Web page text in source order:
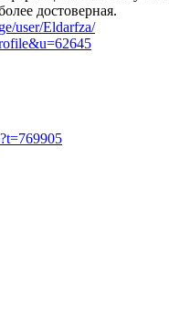
достоверная.
user/Eldarfza/